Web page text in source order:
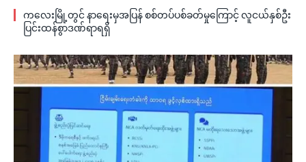
ကလေးမြို့တွင် နာရေးမှအပြန် စစ်တပ်ပစ်ခတ်မှုကြောင့် လူငယ်နှစ်ဦး
ပြင်းထန်စွာဒဏ်ရာရရှိ